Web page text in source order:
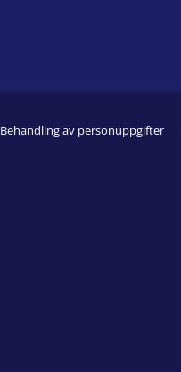
Behandling av personuppgifter